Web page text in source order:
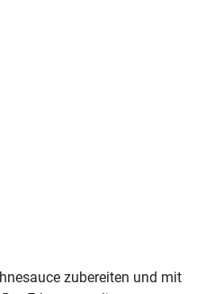
zubereiten und mit